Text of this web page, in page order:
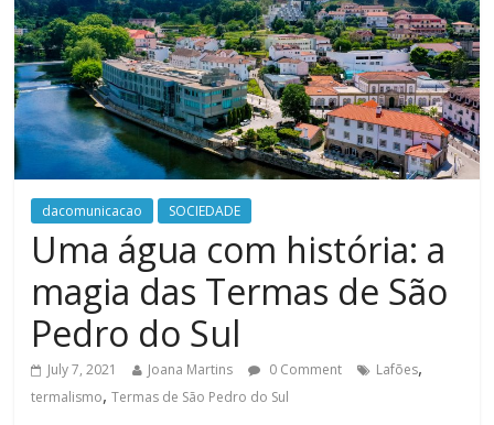
dacomunicacao SOCIEDADE
Uma água com história: a
magia das Termas de São
Pedro do Sul
July 7, 2021 Joana Martins 0 Comment Lafões,
termalismo,Termas de São Pedro do Sul